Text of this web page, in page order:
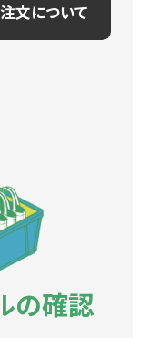
文について
の確認